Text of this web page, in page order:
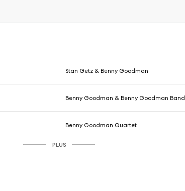
Stan Getz & Benny Goodman
Benny Goodman & Benny Goodman Band
Benny Goodman Quartet
PLUS